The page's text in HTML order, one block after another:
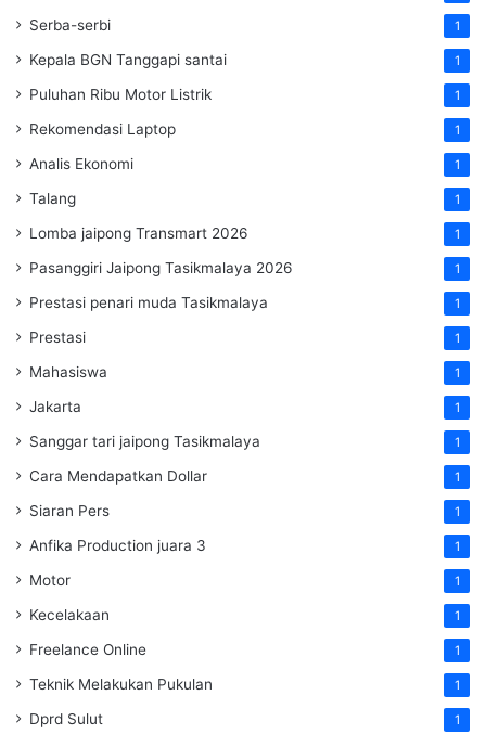
Serba-serbi 1
Kepala BGN Tanggapi santai 1
Puluhan Ribu Motor Listrik 1
Rekomendasi Laptop 1
Analis Ekonomi 1
Talang 1
Lomba jaipong Transmart 2026 1
Pasanggiri Jaipong Tasikmalaya 2026 1
Prestasi penari muda Tasikmalaya 1
Prestasi 1
Mahasiswa 1
Jakarta 1
Sanggar tari jaipong Tasikmalaya 1
Cara Mendapatkan Dollar 1
Siaran Pers 1
Anfika Production juara 3 1
Motor 1
Kecelakaan 1
Freelance Online 1
Teknik Melakukan Pukulan 1
Dprd Sulut 1